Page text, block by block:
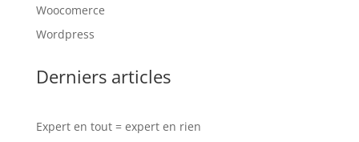
Woocomerce
Wordpress
Derniers articles
Expert en tout = expert en rien